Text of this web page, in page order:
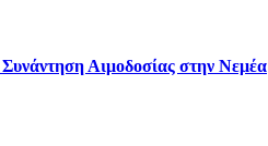
Αιμοδοσίας στην Νεμέα